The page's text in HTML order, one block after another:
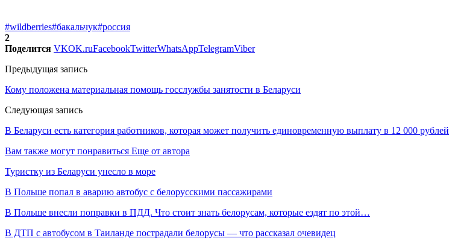
#wildberries#бакальчук#россия
2
Поделится VKOK.ruFacebookTwitterWhatsAppTelegramViber
Предыдущая запись
Кому положена материальная помощь госслужбы занятости в Беларуси
Следующая запись
В Беларуси есть категория работников, которая может получить единовременную выплату в 12 000 рублей
Вам также могут понравиться Еще от автора
Туристку из Беларуси унесло в море
В Польше попал в аварию автобус с белорусскими пассажирами
В Польше внесли поправки в ПДД. Что стоит знать белорусам, которые ездят по этой…
В ДТП с автобусом в Таиланде пострадали белорусы — что рассказал очевидец